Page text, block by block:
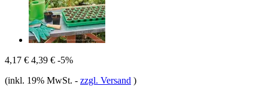
4,17 € 4,39 € -5%
(inkl. 19% MwSt. - zzgl. Versand )